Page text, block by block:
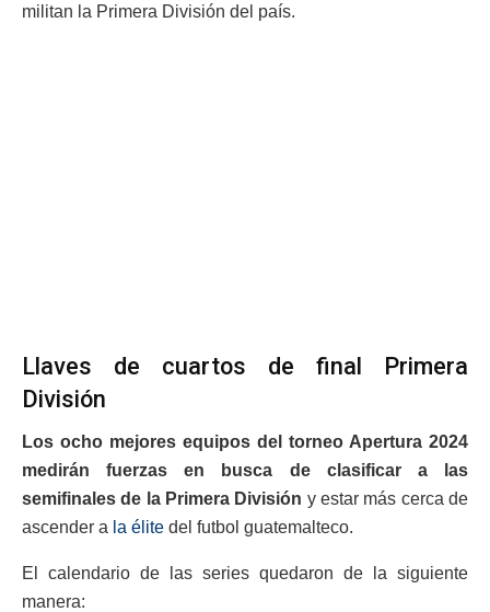
militan la Primera División del país.
Llaves de cuartos de final Primera
División
Los ocho mejores equipos del torneo Apertura 2024
medirán fuerzas en busca de clasificar a las
semifinales de la Primera División y estar más cerca de
ascender a la élite del futbol guatemalteco.
El calendario de las series quedaron de la siguiente
manera: